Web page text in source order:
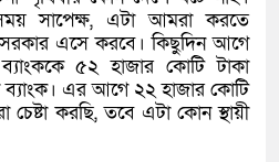
সময় সাপেক্ষ, এটা আমরা করতে
সরকার এসে করবে। কিছুদিন আগে
৫২ হাজার কোটি টাকা
ব্যাংক। এর আগে ২২ হাজার কোটি
করছি, তবে এটা কোন স্থায়ী